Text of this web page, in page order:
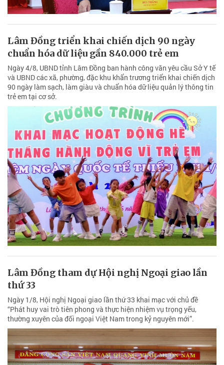
Lâm Đồng triển khai chiến dịch 90 ngày
chuẩn hóa dữ liệu gần 840.000 trẻ em
Ngày 4/8, UBND tỉnh Lâm Đồng ban hành công văn yêu cầu Sở Y tế
và UBND các xã, phường, đặc khu khẩn trương triển khai chiến dịch
90 ngày làm sạch, làm giàu và chuẩn hóa dữ liệu quản lý thông tin
trẻ em tại cơ sở.
Lâm Đồng tham dự Hội nghị Ngoại giao lần
thứ 33
Ngày 1/8, Hội nghị Ngoại giao lần thứ 33 khai mạc với chủ đề
“Phát huy vai trò tiên phong và thực hiện nhiệm vụ trọng yếu,
thường xuyên của đối ngoại Việt Nam trong kỷ nguyên mới”.